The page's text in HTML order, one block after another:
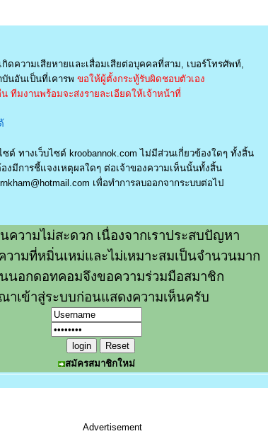
ความเสียหายและเสื่อมเสียต่อบุคคลที่สาม, เบอร์โทรศัพท์,
นอันเป็นที่เคารพ ขอให้ผู้ตั้งกระทู้รับผิดชอบตัวเอง
ทีมงานพร้อมจะส่งรายละเอียดให้เจ้าหน้าที่
ทางเว็บไซต์ kroobannok.com ไม่มีส่วนเกี่ยวข้องใดๆ ทั้งสิ้น
มีการชี้แจงเหตุผลใดๆ ต่อเจ้าของความเห็นนั้นทั้งสิ้น
เพื่อทำการลบออกจากระบบต่อไป
ความไม่สะดวก เนื่องจากเราประสบปัญหา
ามที่หมิ่นเหม่และไม่เหมาะสมเป็นจำนวนมาก
นอกดอทคอมจึงขอความร่วมมือสมาชิก
าเข้าสู่ระบบก่อนแสดงความเห็นครับ
สมัครสมาชิกใหม่
Advertisement